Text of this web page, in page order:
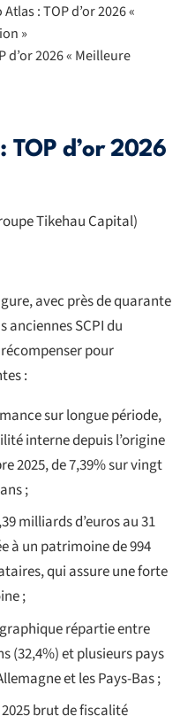
TOP d’or 2026
Tikehau Capital)
avec près de quarante
anciennes SCPI du
pour
:
sur longue période,
interne depuis l’origine
2025, de 7,39% sur vingt
;
milliards d’euros au 31
à un patrimoine de 994
qui assure une forte
;
répartie entre
(32,4%) et plusieurs pays
et les Pays-Bas ;
brut de fiscalité
: TOP d’or 2026 «
»
d’or 2026 « Meilleure